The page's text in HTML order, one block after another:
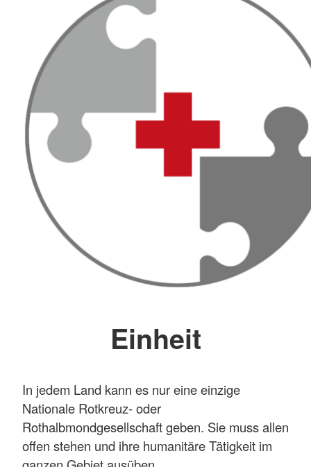
Einheit
In jedem Land kann es nur eine einzige
Nationale Rotkreuz- oder
Rothalbmondgesellschaft geben. Sie muss allen
offen stehen und ihre humanitäre Tätigkeit im